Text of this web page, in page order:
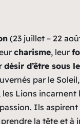
(23 juillet – 22
charisme, leur
désir d’être sous
par le
Lions incarnent
Ils aspirent
la tête et à